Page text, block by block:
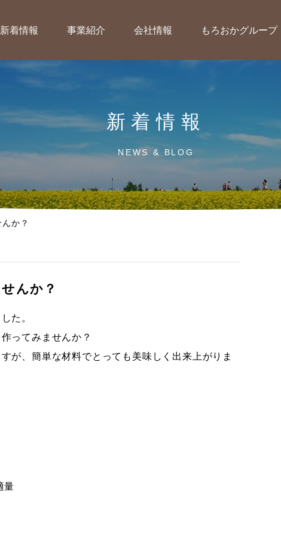
新着情報 事業紹介 会社情報 もろおかグループ
新着情報
NEWS & BLOG
か？
んか？
た。
ってみませんか？
が、簡単な材料でとっても美味しく出来上がりま
量